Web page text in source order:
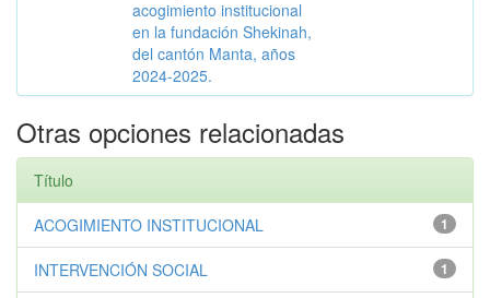
acogimiento institucional
en la fundación Shekinah,
del cantón Manta, años
2024-2025.
Otras opciones relacionadas
Título
1
ACOGIMIENTO INSTITUCIONAL
1
INTERVENCIÓN SOCIAL